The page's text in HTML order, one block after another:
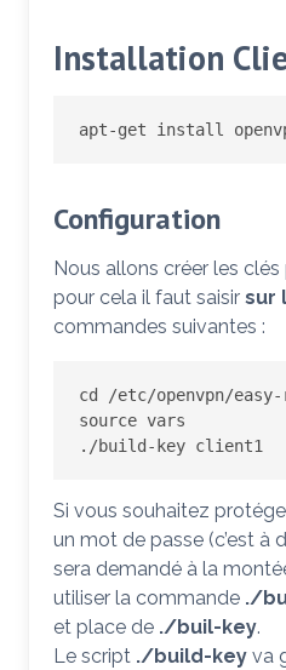
Installation
apt-get install
Configuration
Nous allons créer les clés
pour cela il faut saisir sur
commandes suivantes :
cd /etc/openvpn/
source vars
./build-key client1
Si vous souhaitez
un mot de passe (c’est à
sera demandé à la
utiliser la commande ./
et place de ./buil-key.
Le script ./build-key va